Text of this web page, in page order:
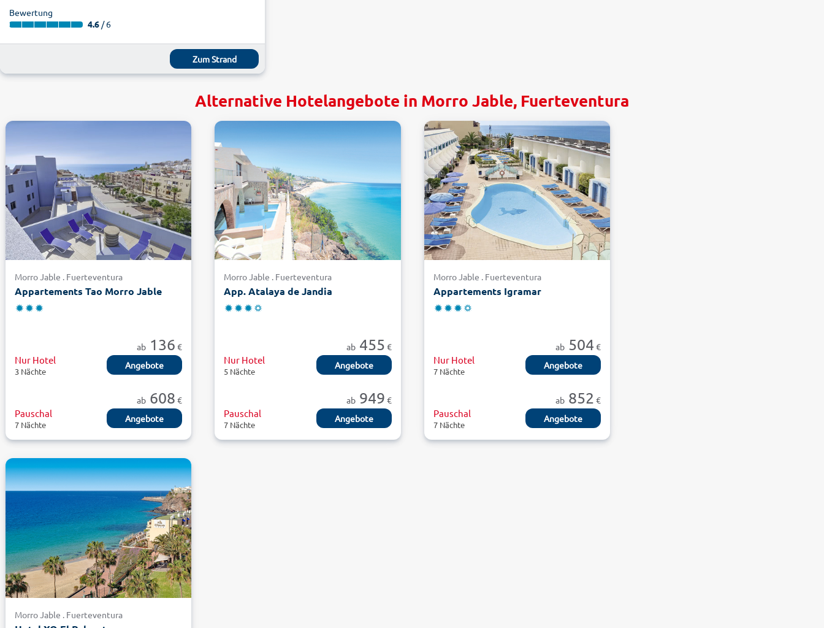
Bewertung
4.6 / 6
Zum Strand
Alternative Hotelangebote in Morro Jable, Fuerteventura
Morro Jable . Fuerteventura
Appartements Tao Morro Jable
ab 136 €
Nur Hotel
3 Nächte
Angebote
ab 608 €
Pauschal
7 Nächte
Angebote
Morro Jable . Fuerteventura
App. Atalaya de Jandia
ab455 €
Nur Hotel
5 Nächte
Angebote
ab949 €
Pauschal
7 Nächte
Angebote
Morro Jable . Fuerteventura
Appartements Igramar
ab 504 €
Nur Hotel
7 Nächte
Angebote
ab 852 €
Pauschal
7 Nächte
Angebote
Morro Jable . Fuerteventura